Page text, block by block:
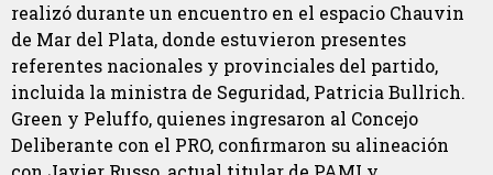
realizó durante un encuentro en el espacio Chauvin
de Mar del Plata, donde estuvieron presentes
referentes nacionales y provinciales del partido,
incluida la ministra de Seguridad, Patricia Bullrich.
Green y Peluffo, quienes ingresaron al Concejo
Deliberante con el PRO, confirmaron su alineación